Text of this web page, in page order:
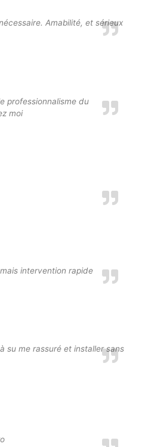
Amabilité, et sérieux
professionnalisme du
moi
intervention rapide
su me rassuré et installer sans